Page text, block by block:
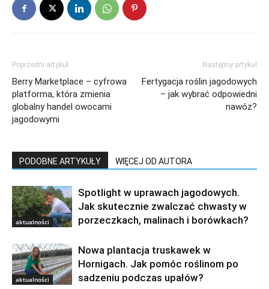
Poprzedni artykuł
Berry Marketplace – cyfrowa
platforma, która zmienia
globalny handel owocami
jagodowymi
Następny artykuł
Fertygacja roślin jagodowych
– jak wybrać odpowiedni
nawóz?
PODOBNE ARTYKUŁY WIĘCEJ OD AUTORA
aktualności
Spotlight w uprawach jagodowych.
Jak skutecznie zwalczać chwasty w
porzeczkach, malinach i borówkach?
aktualności
Nowa plantacja truskawek w
Hornigach. Jak pomóc roślinom po
sadzeniu podczas upałów?